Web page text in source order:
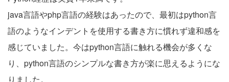
java言語やphp言語の経験はあったので、最初はpython言
語のようなインデントを使用する書き方に慣れず違和感を
感じていました。今はpython言語に触れる機会が多くな
り、python言語のシンプルな書き方が楽に思えるようにな
りました。